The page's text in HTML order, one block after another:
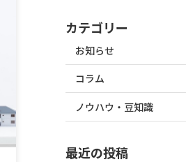
カテゴリー
お知らせ
コラム
ノウハウ・豆知識
最近の投稿